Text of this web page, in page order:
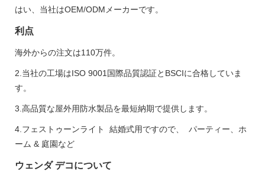
はい、当社はOEM/ODMメーカーです。
利点
海外からの注文は110万件。
2.当社の工場はISO 9001国際品質認証とBSCIに合格していま
す。
3.高品質な屋外用防水製品を最短納期で提供します。
4.フェストゥーンライト 結婚式用ですので、 パーティー、ホ
ーム & 庭園など
ウェンダ デコについて